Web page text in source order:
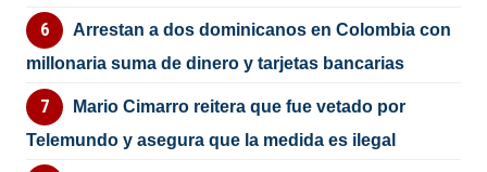
Arrestan a dos dominicanos en Colombia con
millonaria suma de dinero y tarjetas bancarias
Mario Cimarro reitera que fue vetado por
Telemundo y asegura que la medida es ilegal